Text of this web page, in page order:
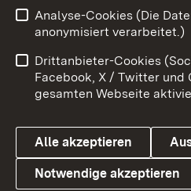
Link zum Landesportal
Benutzungshinweise
Datenschutz
Analyse-Cookies (Die
anonymisiert verarbeitet.)
Drittanbieter-Cookies
Facebook, X / Twitter und
gesamten Webseite
Alle akzeptieren
Notwendige akzeptieren